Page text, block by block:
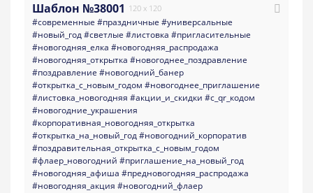
Шаблон №38001 120 x 120
#современные #праздничные #универсальные
#новый_год#светлые #листовка #пригласительные
#новогодняя_елка #новогодняя_распродажа
#новогодняя_открытка #новогоднее_поздравление
#поздравление #новогодний_банер
#открытка_с_новым_годом #новогоднее_приглашение
#листовка_новогодняя #акции_и_скидки #с_qr_кодом
#новогодние_украшения
#корпоративная_новогодняя_открытка
#открытка_на_новый_год#новогодний_корпоратив
#поздравительная_открытка_с_новым_годом
#флаер_новогодний #приглашение_на_новый_год
#новогодняя_афиша #предновогодняя_распродажа
#новогодняя_акция #новогодний_флаер